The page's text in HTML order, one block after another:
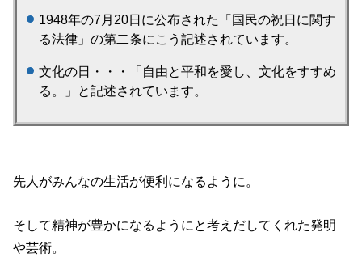
1948年の7月20日に公布された「国民の祝日に関す
る法律」の第二条にこう記述されています。
文化の日・・・「自由と平和を愛し、文化をすすめ
る。」と記述されています。
先人がみんなの生活が便利になるように。
そして精神が豊かになるようにと考えだしてくれた発明
や芸術。